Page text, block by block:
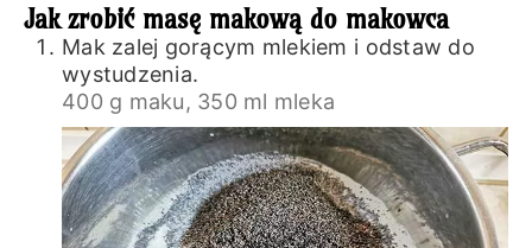
Jak zrobić masę makową do makowca
Mak zalej gorącym mlekiem i odstaw do
wystudzenia.
400 g maku, 350 ml mleka